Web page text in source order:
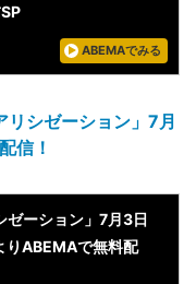
ABEMAでみる
シゼーション」7月
信！
ゼーション」7月3日
りABEMAで無料配